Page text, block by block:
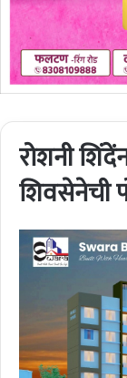
रोशनी
शिवसेनेची